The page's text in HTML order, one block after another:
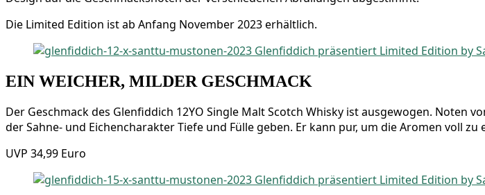
Die Limi­t­ed Edi­ti­on ist ab Anfang Novem­ber 2023 erhältlich.
EIN WEICHER, MILDER GESCHMACK
Der Geschmack des Glen­fid­dich 12YO Sin­gle Malt Scotch Whis­ky ist aus­ge­wo­gen.
der Sah­ne- und Eichen­cha­rak­ter Tie­fe und Fül­le geben. Er kann pur, um die Aro­men voll
UVP 34,99 Euro